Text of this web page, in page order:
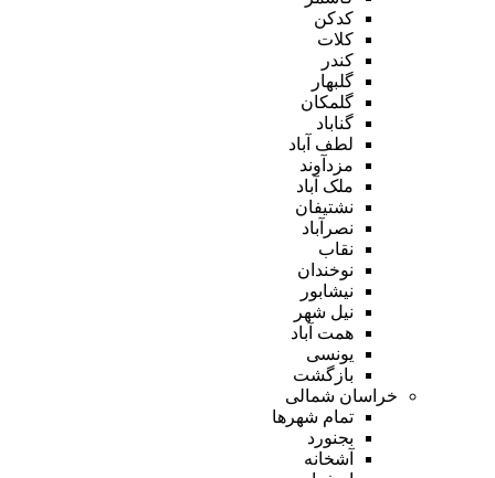
کدکن
کلات
کندر
گلبهار
گلمکان
گناباد
لطف آباد
مزدآوند
ملک آباد
نشتیفان
نصرآباد
نقاب
نوخندان
نیشابور
نیل شهر
همت آباد
یونسی
بازگشت
خراسان شمالی
تمام شهر‌ها
بجنورد
آشخانه